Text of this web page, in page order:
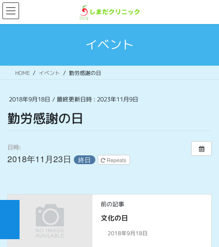
コ
ン
テ
ス
ナ
ビ
ゲ
ン
イベント
HOME イベント 勤労感謝の日
2018年9月18日 / 最終更新日時 : 2023年11月9日
勤労感謝の日
日時:
2018年11月23日 終日 Repeats
前の記事
文化の日
2018年9月18日